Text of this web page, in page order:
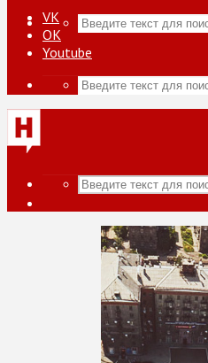
VK
ОК
Youtube